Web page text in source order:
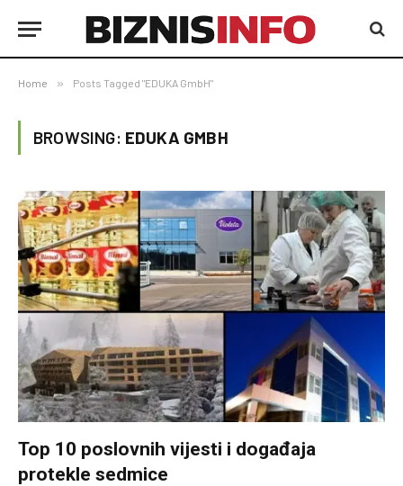
Home » Posts Tagged "EDUKA GmbH"
BROWSING: EDUKA GMBH
Top 10 poslovnih vijesti i događaja
protekle sedmice